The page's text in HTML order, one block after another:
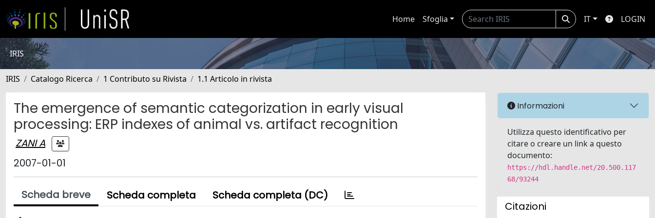
Home Sfoglia IT LOGIN
IRIS
IRIS Catalogo Ricerca 1 Contributo su Rivista 1.1 Articolo in rivista
The emergence of semantic categorization in early visual
processing: ERP indexes of animal vs. artifact recognition
ZANI A
2007-01-01
Scheda breve Scheda completa Scheda completa (DC)
Informazioni
Utilizza questo identificativo per
citare o creare un link a questo
documento:
https://hdl.handle.net/20.500.117
68/93244
Citazioni